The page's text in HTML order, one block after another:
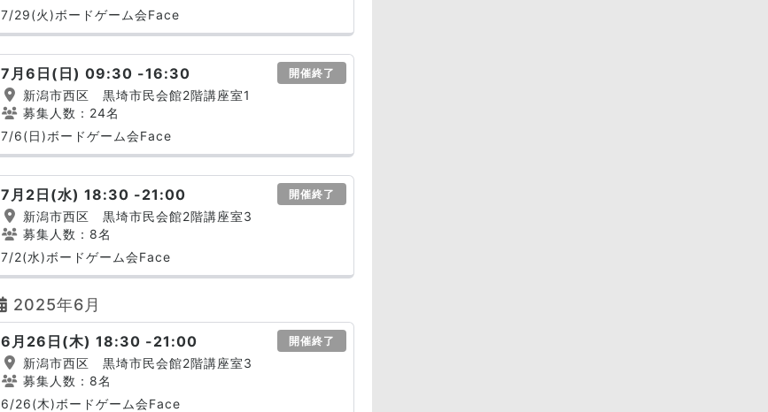
7/29(火)ボードゲーム会Face
7月6日(日) 09:30 -16:30 開催終了
新潟市西区 黒埼市民会館2階講座室1
募集人数：24名
7/6(日)ボードゲーム会Face
7月2日(水) 18:30 -21:00 開催終了
新潟市西区 黒埼市民会館2階講座室3
募集人数：8名
7/2(水)ボードゲーム会Face
2025年6月
6月26日(木) 18:30 -21:00 開催終了
新潟市西区 黒埼市民会館2階講座室3
募集人数：8名
6/26(木)ボードゲーム会Face